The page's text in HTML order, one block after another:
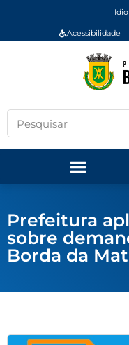
Acessibilidade
Prefeitura
sobre
Borda da